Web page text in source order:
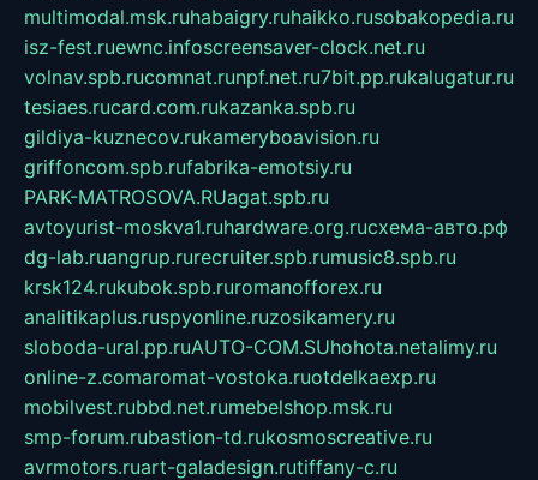
multimodal.msk.ruhabaigry.ruhaikko.rusobakopedia.ru
isz-fest.ruewnc.infoscreensaver-clock.net.ru
volnav.spb.rucomnat.runpf.net.ru7bit.pp.rukalugatur.ru
tesiaes.rucard.com.rukazanka.spb.ru
gildiya-kuznecov.rukameryboavision.ru
griffoncom.spb.rufabrika-emotsiy.ru
PARK-MATROSOVA.RUagat.spb.ru
avtoyurist-moskva1.ruhardware.org.ruсхема-авто.рф
dg-lab.ruangrup.rurecruiter.spb.rumusic8.spb.ru
krsk124.rukubok.spb.ruromanofforex.ru
analitikaplus.ruspyonline.ruzosikamery.ru
sloboda-ural.pp.ruAUTO-COM.SUhohota.netalimy.ru
online-z.comaromat-vostoka.ruotdelkaexp.ru
mobilvest.rubbd.net.rumebelshop.msk.ru
smp-forum.rubastion-td.rukosmoscreative.ru
avrmotors.ruart-galadesign.rutiffany-c.ru